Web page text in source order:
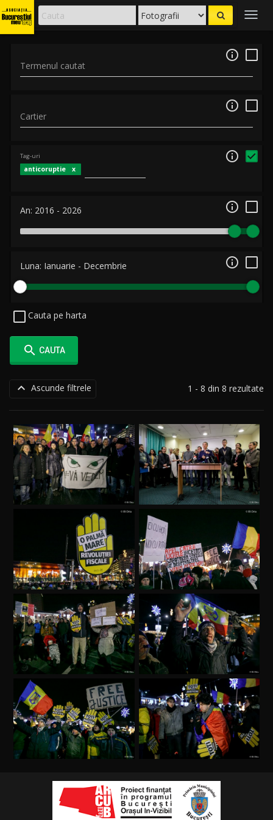
Termenul cautat

Cartier

anticoruptie
Tag-uri 
An: 2016 - 2026 
Luna: Ianuarie - Decembrie 
Cauta pe harta
 CAUTA
 Ascunde filtrele 1 - 8 din 8 rezultate